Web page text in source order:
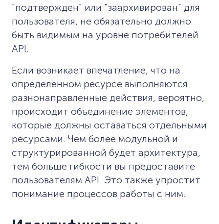
"подтвержден" или "заархивирован" для
пользователя, не обязательно должно
быть видимым на уровне потребителей
API.
Если возникает впечатление, что на
определенном ресурсе выполняются
разнонаправленные действия, вероятно,
происходит объединение элементов,
которые должны оставаться отдельными
ресурсами. Чем более модульной и
структурированной будет архитектура,
тем больше гибкости вы предоставите
пользователям API. Это также упростит
понимание процессов работы с ним.